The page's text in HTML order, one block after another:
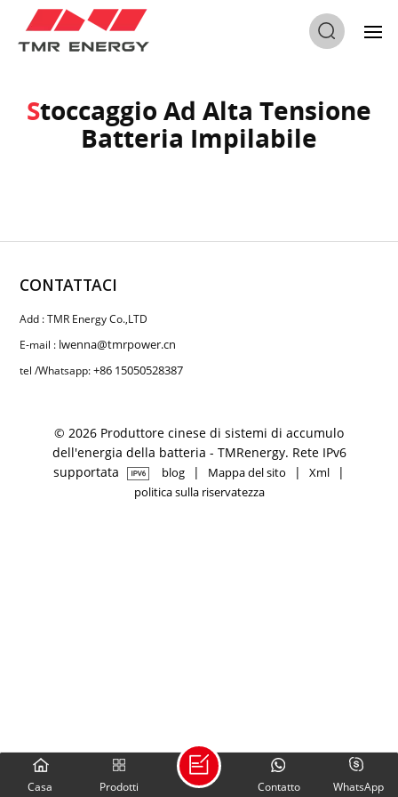
Casa / Stoccaggio Ad Alta Tensione Batteria Impilabile
Stoccaggio Ad Alta Tensione
Batteria Impilabile
CONTATTACI
Add : TMR Energy Co.,LTD
E-mail : lwenna@tmrpower.cn
tel /Whatsapp:+86 15050528387
© 2026 Produttore cinese di sistemi di accumulo
dell'energia della batteria - TMRenergy. Rete IPv6
supportata
blog | Mappa del sito | Xml |
politica sulla riservatezza
Casa Prodotti WhatsApp
Contatto